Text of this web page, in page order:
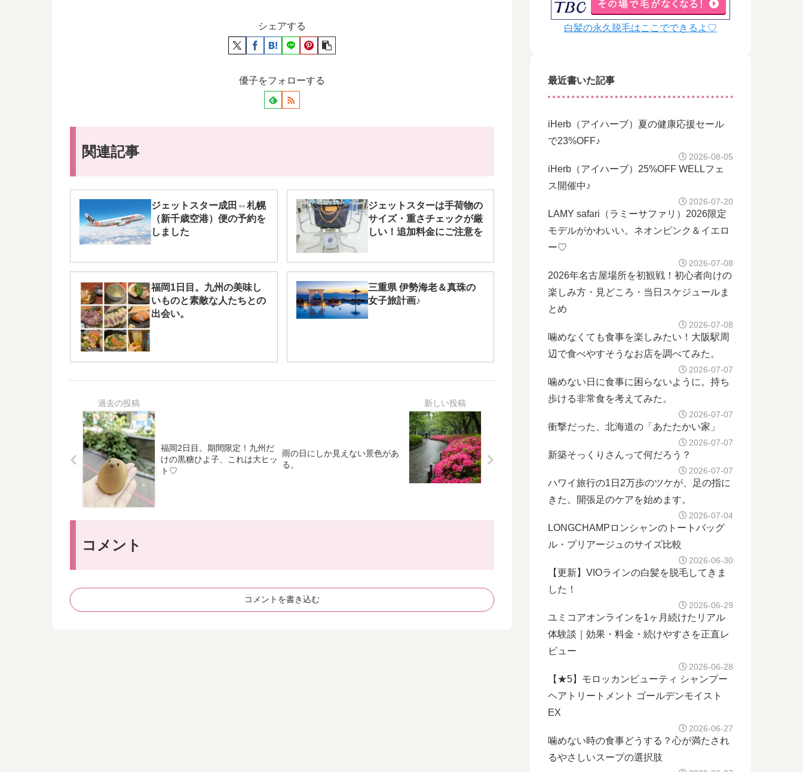
シェアする
優子をフォローする
関連記事
ジェットスター成田⇔札幌
（新千歳空港）便の予約を
しました
ジェットスターは手荷物の
サイズ・重さチェックが厳
しい！追加料金にご注意を
福岡1日目。九州の美味し
いものと素敵な人たちとの
出会い。
三重県 伊勢海老＆真珠の
女子旅計画♪
福岡2日目。期間限定！九州だ
けの黒糖ひよ子、これは大ヒッ
ト♡
雨の日にしか見えない景色があ
る。
コメント
コメントを書き込む
白髪の永久脱毛はここでできるよ♡
最近書いた記事
iHerb（アイハーブ）夏の健康応援セール
で23%OFF♪
2026-08-05
iHerb（アイハーブ）25%OFF WELLフェ
ス開催中♪
2026-07-20
LAMY safari（ラミーサファリ）2026限定
モデルがかわいい。ネオンピンク＆イエロ
ー♡
2026-07-08
2026年名古屋場所を初観戦！初心者向けの
楽しみ方・見どころ・当日スケジュールま
とめ
2026-07-08
噛めなくても食事を楽しみたい！大阪駅周
辺で食べやすそうなお店を調べてみた。
2026-07-07
噛めない日に食事に困らないように。持ち
歩ける非常食を考えてみた。
2026-07-07
衝撃だった、北海道の「あたたかい家」
2026-07-07
新築そっくりさんって何だろう？
2026-07-07
ハワイ旅行の1日2万歩のツケが、足の指に
きた。開張足のケアを始めます。
2026-07-04
LONGCHAMPロンシャンのトートバッグ
ル・プリアージュのサイズ比較
2026-06-30
【更新】VIOラインの白髪を脱毛してきま
した！
2026-06-29
ユミコアオンラインを1ヶ月続けたリアル
体験談｜効果・料金・続けやすさを正直レ
ビュー
2026-06-28
【★5】モロッカンビューティ シャンプー
ヘアトリートメント ゴールデンモイスト
EX
2026-06-27
噛めない時の食事どうする？心が満たされ
るやさしいスープの選択肢